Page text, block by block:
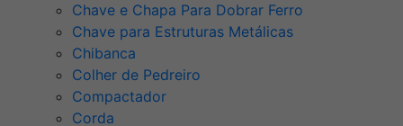
Chave e Chapa Para Dobrar Ferro
Chave para Estruturas Metálicas
Chibanca
Colher de Pedreiro
Compactador
Corda